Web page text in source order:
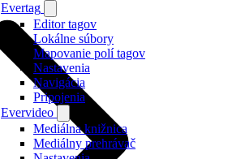
Evertag
Editor tagov
Lokálne súbory
Mapovanie polí tagov
Nastavenia
Navigácia
Pripojenia
Evervideo
Mediálna knižnica
Mediálny prehrávač